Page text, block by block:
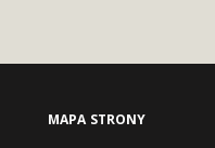
MAPA STRONY